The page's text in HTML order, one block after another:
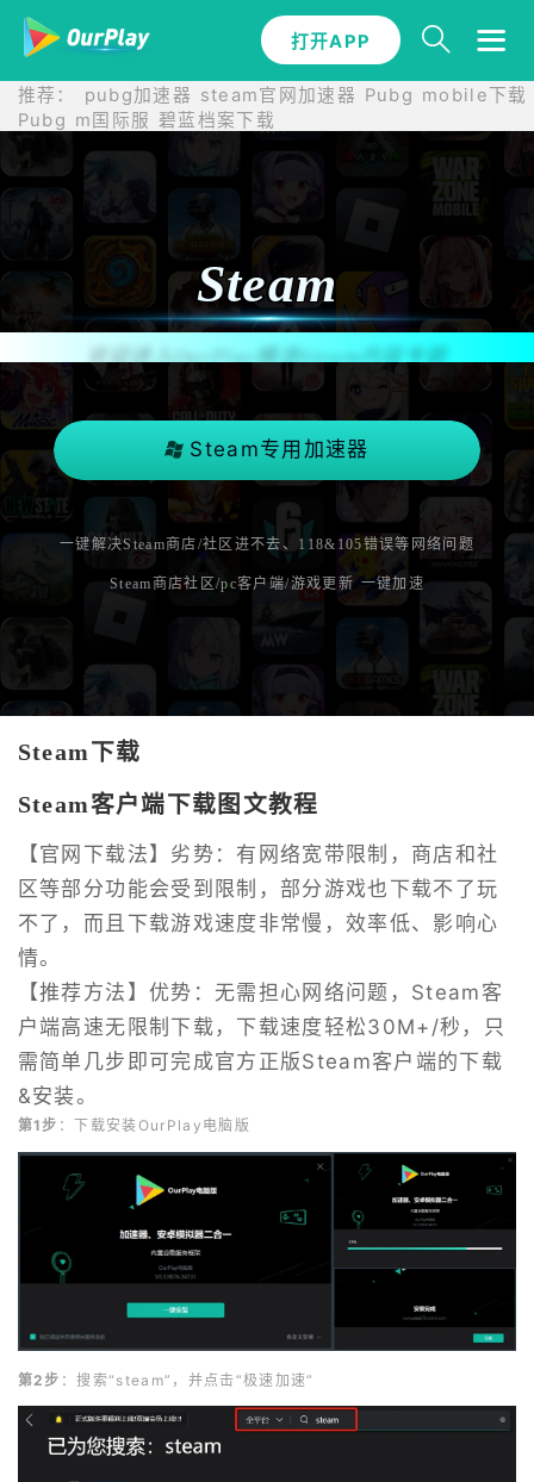
打开APP
推荐： pubg加速器 steam官网加速器 Pubg mobile下载
Pubg m国际服 碧蓝档案下载
Steam
欢迎进入OurPlay精选Steam内容专题
Steam专用加速器
一键解决Steam商店/社区进不去、118&105错误等网络问题
Steam商店社区/pc客户端/游戏更新 一键加速
Steam下载
Steam客户端下载图文教程
【官网下载法】劣势：有网络宽带限制，商店和社
区等部分功能会受到限制，部分游戏也下载不了玩
不了，而且下载游戏速度非常慢，效率低、影响心
情。
【推荐方法】优势：无需担心网络问题，Steam客
户端高速无限制下载，下载速度轻松30M+/秒，只
需简单几步即可完成官方正版Steam客户端的下载
&安装。
第1步 ：下载安装OurPlay电脑版
第2步 ：搜索“steam”，并点击“极速加速”